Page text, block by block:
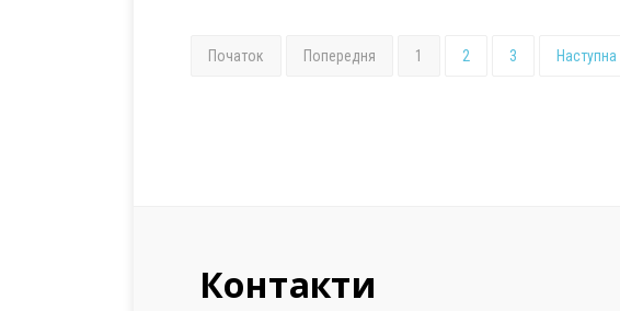
Початок Попередня 1 2 3 Наступна
Контакти